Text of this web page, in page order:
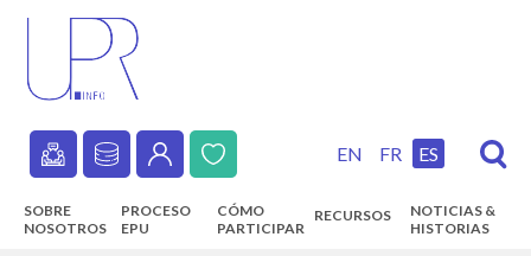
content
Secondary
navigation
EN FR ES
SOBRE
NOSOTROS
PROCESO
EPU
CÓMO
PARTICIPAR
RECURSOS
NOTICIAS &
HISTORIAS